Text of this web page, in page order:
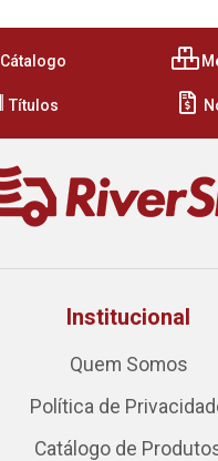
Cátalogo
Títulos
Institucional
Quem Somos
Política de
Catálogo de